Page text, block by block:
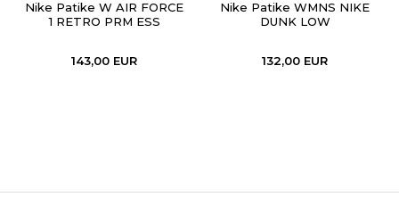
Nike Patike W AIR FORCE
1 RETRO PRM ESS
143,00 EUR
Nike Patike WMNS NIKE
DUNK LOW
132,00 EUR